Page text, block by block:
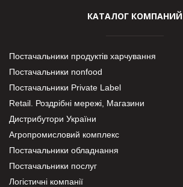
КАТАЛОГ КОМПАНИЙ
Постачальники продуктів харчування
Постачальники nonfood
Постачальники Private Label
Retail. Роздрібні мережі, Магазини
Дистрибутори України
Агропромисловий комплекс
Постачальники обладнання
Постачальники послуг
Логістичні компанії